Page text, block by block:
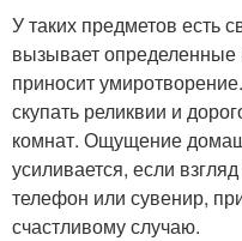
У таких предметов есть
вызывает
приносит
скупать реликвии и
комнат. Ощущение
усиливается, если
телефон или сувенир,
счастливому случаю.